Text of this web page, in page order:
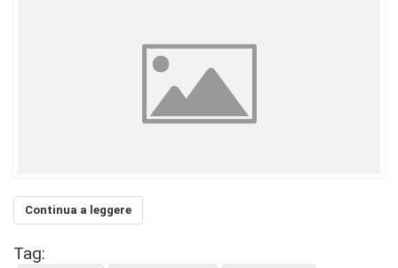
Continua a leggere
Tag: